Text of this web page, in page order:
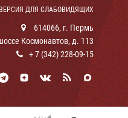
ВЕРСИЯ ДЛЯ СЛАБОВИДЯЩИХ
614066, г. Пермь
Космонавтов, д. 113
+ 7 (342) 228-09-15